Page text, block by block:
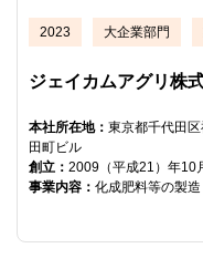
2023 大企業部門
ジェイカムアグリ株
本社所在地： 東京都千代田
田町ビル
創立： 2009（平成21）年10
事業内容： 化成肥料等の製